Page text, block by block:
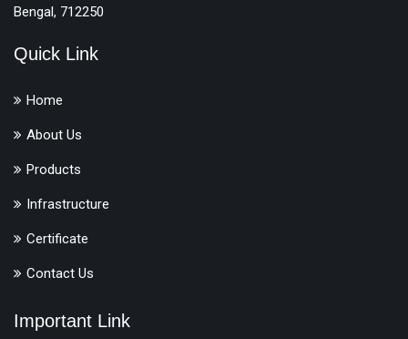
Bengal, 712250
Quick Link
Home
About Us
Products
Infrastructure
Certificate
Contact Us
Important Link